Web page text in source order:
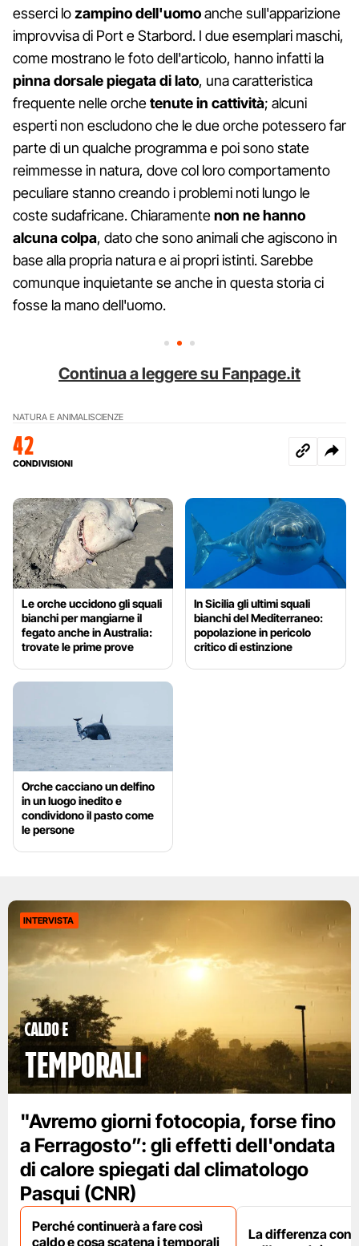
esserci lozampino dell'uomoanche sull'apparizione
improvvisa di Port e Starbord. I due esemplari maschi,
come mostrano le foto dell'articolo, hanno infatti la
pinna dorsale piegata di lato, una caratteristica
frequente nelle orchetenute in cattività; alcuni
esperti non escludono che le due orche potessero far
parte di un qualche programma e poi sono state
reimmesse in natura, dove col loro comportamento
peculiare stanno creando i problemi noti lungo le
coste sudafricane. Chiaramentenon ne hanno
alcuna colpa, dato che sono animali che agiscono in
base alla propria natura e ai propri istinti. Sarebbe
comunque inquietante se anche in questa storia ci
fosse la mano dell'uomo.
Continua a leggere su Fanpage.it
NATURA E ANIMALISCIENZE
42
CONDIVISIONI
Le orche uccidono gli squali
bianchi per mangiarne il
fegato anche in Australia:
trovate le prime prove
In Sicilia gli ultimi squali
bianchi del Mediterraneo:
popolazione in pericolo
critico di estinzione
Orche cacciano un delfino
in un luogo inedito e
condividono il pasto come
le persone
INTERVISTA
caldo e
temporali
"Avremo giorni fotocopia, forse fino
a Ferragosto”: gli effetti dell'ondata
di calore spiegati dal climatologo
Pasqui (CNR)
Perché continuerà a fare così
caldo e cosa scatena i temporali
La differenza con